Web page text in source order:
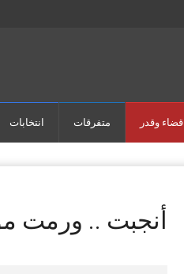
قضاء وقدر متفرقات انتخابات
أنجبت .. ورمت